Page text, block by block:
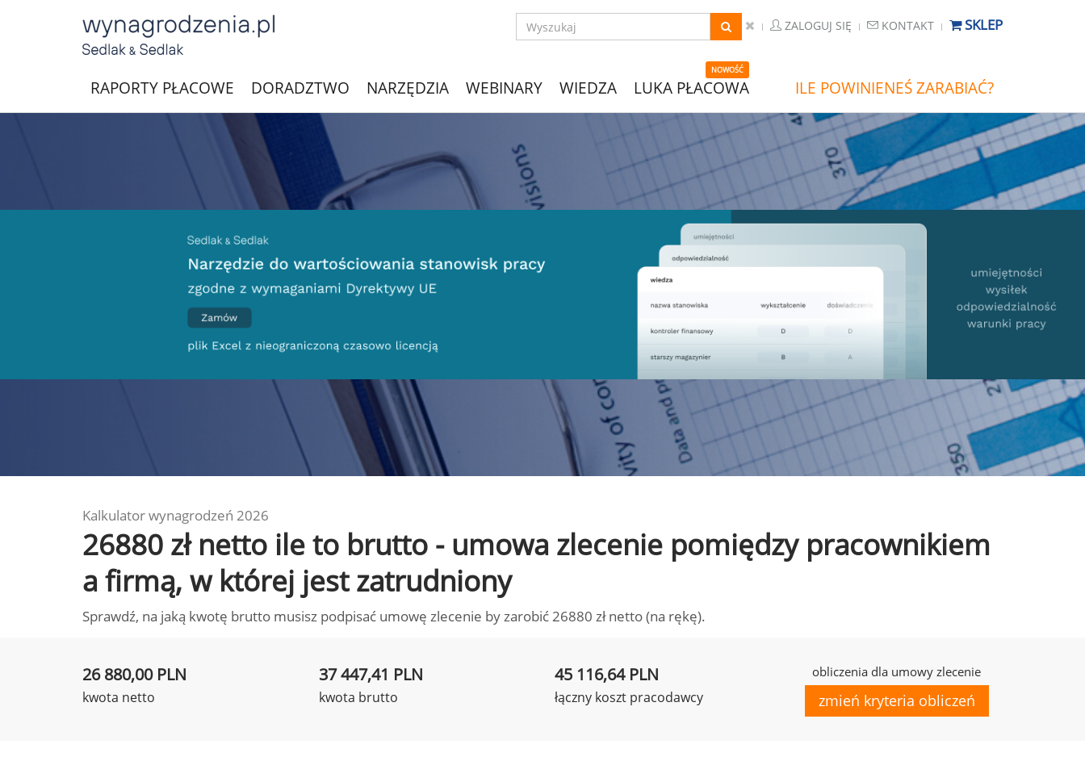
ZALOGUJ SIĘ KONTAKT SKLEP
RAPORTY PŁACOWE DORADZTWO NARZĘDZIA WEBINARY WIEDZA
NOWOŚĆ
LUKA PŁACOWA ILE POWINIENEŚ ZARABIAĆ?
Kalkulator wynagrodzeń 2026
26880 zł netto ile to brutto - umowa zlecenie pomiędzy pracownikiem
a firmą, w której jest zatrudniony
Sprawdź, na jaką kwotę brutto musisz podpisać umowę zlecenie by zarobić 26880 zł netto (na rękę).
26 880,00 PLN
kwota netto
37 447,41 PLN
kwota brutto
45 116,64 PLN
łączny koszt pracodawcy
obliczenia dla umowy zlecenie
zmień kryteria obliczeń